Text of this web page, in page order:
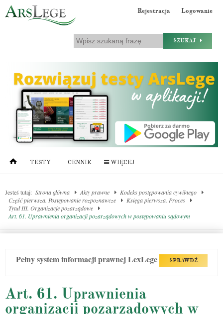
Rejestracja Logowanie
SZUKAJ
TESTY CENNIK WIĘCEJ
Jesteś tutaj: Strona główna Akty prawne
Kodeks postępowania cywilnego
Część pierwsza. Postępowanie rozpoznawcze
Księga pierwsza. Proces
Tytuł III. Organizacje pozarządowe
Art. 61. Uprawnienia organizacji pozarządowych w postępowaniu sądowym
Pełny system informacji prawnej LexLege SPRAWDŹ
Art. 61. Uprawnienia
organizacji pozarządowych w